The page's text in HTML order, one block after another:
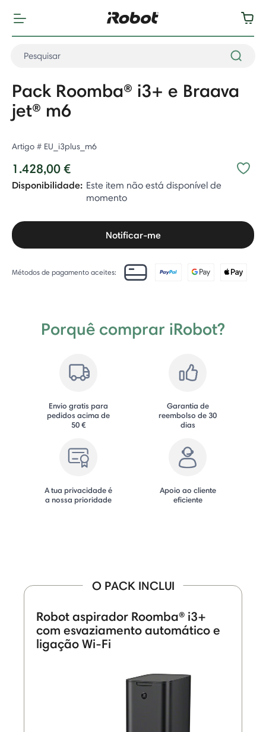
Pack Roomba® i3+ e Braava
jet® m6
Artigo # EU_i3plus_m6
1.428,00 €
Disponibilidade: Este item não está disponível de
momento
Notificar-me
Métodos de pagamento aceites:
Porquê comprar iRobot?
Envio gratis para
pedidos acima de
50 €
Garantia de
reembolso de 30
dias
A tua privacidade é
a nossa prioridade
Apoio ao cliente
eficiente
O PACK INCLUI
Robot aspirador Roomba® i3+
com esvaziamento automático e
ligação Wi-Fi